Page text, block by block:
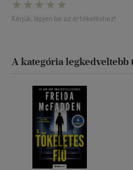
Kérjük, lépjen be az értékeléshez!
A kategória legkedveltebb